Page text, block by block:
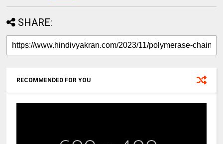
SHARE:
RECOMMENDED FOR YOU